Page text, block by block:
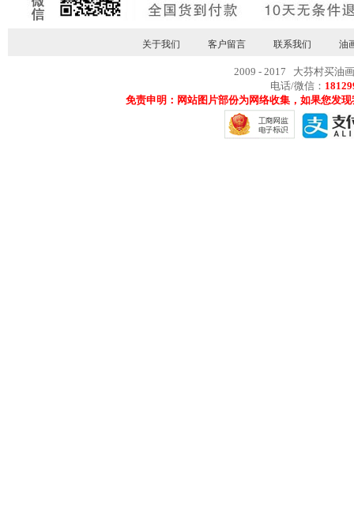
关于我们 客户留言 联系我们 油
2009 - 2017 大芬村买油
电话/微信：
免责申明：网站图片部份为网络收集，如果您发